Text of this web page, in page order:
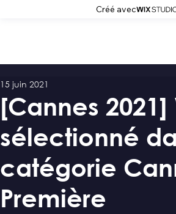
Créé avec
[Cannes 2021]
sélectionné
catégorie
Première
15 juin 2021